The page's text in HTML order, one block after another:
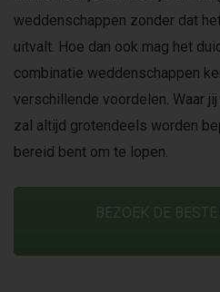
weddenschappen zonder dat
uitvalt. Hoe dan ook mag het
combinatie weddenschappen
verschillende voordelen. Waar
zal altijd grotendeels worden
bereid bent om te lopen.
BEZOEK DE